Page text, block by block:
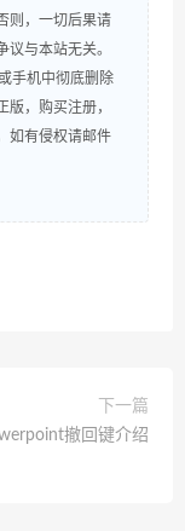
则，一切后果请
议与本站无关。
手机中彻底删除
版，购买注册，
如有侵权请邮件
下一篇
撤回键介绍